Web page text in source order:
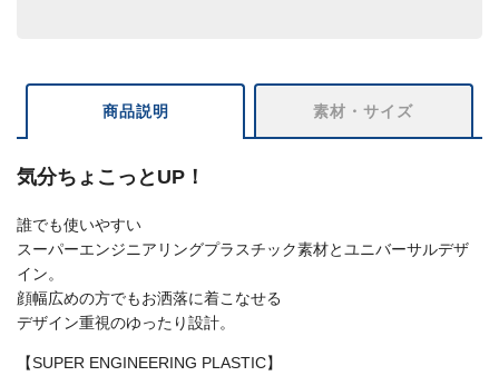
商品説明 素材・サイズ
気分ちょこっとUP！
誰でも使いやすい
スーパーエンジニアリングプラスチック素材とユニバーサルデザ
イン。
顔幅広めの方でもお洒落に着こなせる
デザイン重視のゆったり設計。
【SUPER ENGINEERING PLASTIC】